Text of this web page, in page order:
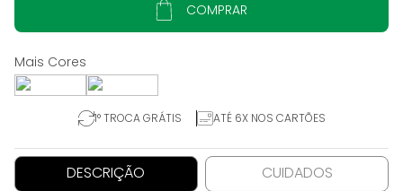
COMPRAR
1° TROCA GRÁTIS ATÉ 6X NOS CARTÕES
DESCRIÇÃO CUIDADOS